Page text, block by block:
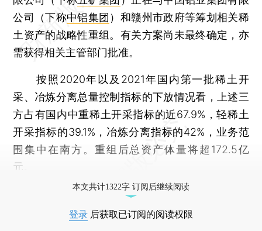
公司（下称中铝集团 ）和赣州市政府等筹划相关稀
土资产的战略性重组。有关方案尚未最终确定，亦
需获得相关主管部门批准。
按照2020年以及2021年国内第一批稀土开
采、冶炼分离总量控制指标的下放情况看，上述三
方占有国内中重稀土开采指标的近67.9%，轻稀土
开采指标的39.1%，冶炼分离指标的42%，业务范
围集中在南方。重组后总资产体量将超172.5亿
元。
本文共计1322字 订阅后继续阅读
登录 后获取已订阅的阅读权限